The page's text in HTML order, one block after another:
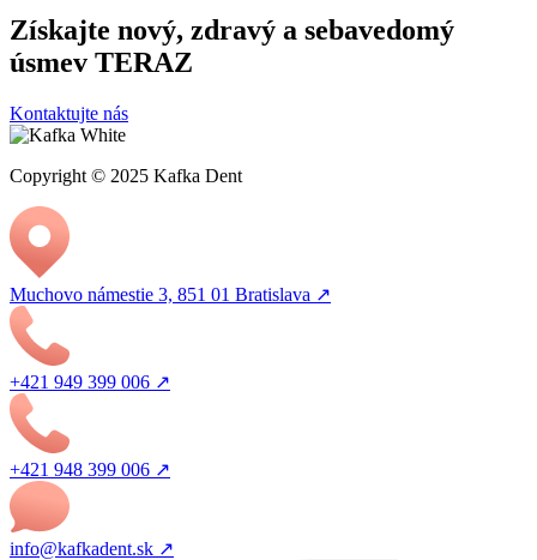
Získajte nový, zdravý a sebavedomý
úsmev TERAZ
Kontaktujte nás
Copyright © 2025 Kafka Dent
Muchovo námestie 3, 851 01 Bratislava ↗
+421 949 399 006 ↗
+421 948 399 006 ↗
info@kafkadent.sk ↗